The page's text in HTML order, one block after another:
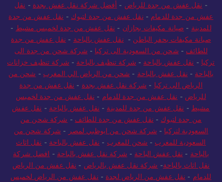
- نقل عفش من جدة للرياض - أفضل شركة نقل عفش بجدة - نقل
عفش من جدة للدمام - نقل عفش من جدة لتبوك - نقل عفش من جدة
للمدينة - صيانة مكيفات بجازان - نقل عفش من جدة لخميس مشيط -
صيانة مكيفات بحفر الباطن - نقل عفش بالباحة - نقل عفش من جدة
للطائف - شحن من السعودية الى تركيا - شركة شحن من جدة الى
تركيا - نقل عفش بالباحة - شركة تنظيف بالباحة - شركة تنظيف خزانات
بالباحة - نقل عفش بالباحة - شحن من الرياض الي المغرب - شحن من
الرياض الى تركيا - شركة نقل عفش بجدة - نقل عفش من جدة
للرياض - نقل عفش من جدة للدمام - نقل عفش من جدة لخميس
مشيط - نقل عفش من جدة للمدينة - نقل عفش بالباحة - نقل عفش
من جدة لتبوك - نقل عفش من جدة للطائف - شركة شحن من
السعودية لتركيا - شركة شحن من ابوظبي لمصر - شركة شحن من
السعودية للمغرب - شحن للمغرب - نقل عفش بالباحة - نقل اثاث
بالباحة - نقل عفش الباحة - شركة نقل عفش بالباحة - افضل شركة
نقل اثاث بالباحة- شركة نقل عفش بالرياض - نقل عفش من الرياض
للدمام - نقل عفش من الرياض لجدة - نقل عفش من الرياض لخميس